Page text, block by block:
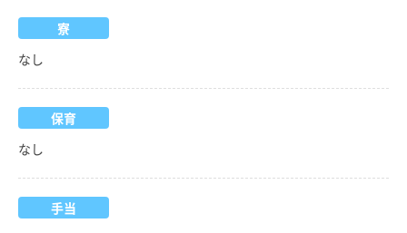
寮
なし
保育
なし
手当